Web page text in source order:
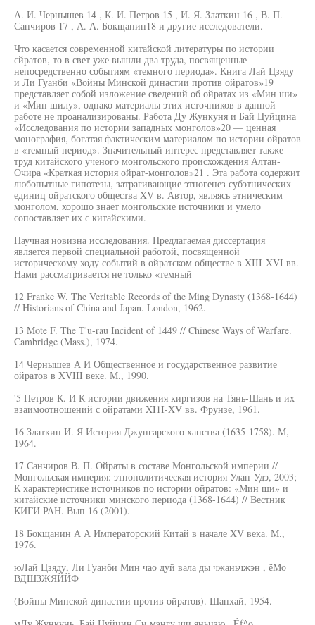
А. И. Чернышев 14 , К. И. Петров 15 , И. Я. Златкин 16 , В. П.
Санчиров 17 , А. А. Бокщанин18 и другие исследователи.
Что касается современной китайской литературы по истории
сйратов, то в свет уже вышли два труда, посвященные
непосредственно событиям «темного периода». Книга Лай Цзяду
и Ли Гуанби «Войны Минской династии против ойратов»19
представляет собой изложение сведений об ойратах из «Мин ши»
и «Мин шилу», однако материалы этих источников в данной
работе не проанализированы. Работа Ду Жункуня и Бай Цуйцина
«Исследования по истории западных монголов»20 — ценная
монография, богатая фактическим материалом по истории ойратов
в «темный период». Значительный интерес представляет также
труд китайского ученого монгольского происхождения Алтан-
Очира «Краткая история ойрат-монголов»21 . Эта работа содержит
любопытные гипотезы, затрагивающие этногенез субэтнических
единиц ойратского общества XV в. Автор, являясь этническим
монголом, хорошо знает монгольские источники и умело
сопоставляет их с китайскими.
Научная новизна исследования. Предлагаемая диссертация
является первой специальной работой, посвященной
историческому ходу событий в ойратском обществе в XIII-XVI вв.
Нами рассматривается не только «темный
12 Franke W. The Veritable Records of the Ming Dynasty (1368-1644)
// Historians of China and Japan. London, 1962.
13 Mote F. The T'u-rau Incident of 1449 // Chinese Ways of Warfare.
Cambridge (Mass.), 1974.
14 Чернышев А И Общественное и государственное развитие
ойратов в XVIII веке. М., 1990.
'5 Петров К. И К истории движения киргизов на Тянь-Шань и их
взаимоотношений с ойратами XI1I-XV вв. Фрунзе, 1961.
16 Златкин И. Я История Джунгарского ханства (1635-1758). М,
1964.
17 Санчиров В. П. Ойраты в составе Монгольской империи //
Монгольская империя: этнополитическая история Улан-Удэ, 2003;
К характеристике источников по истории ойратов: «Мин ши» и
китайские источники минского периода (1368-1644) // Вестник
КИГИ РАН. Вып 16 (2001).
18 Бокщанин А А Императорский Китай в начале XV века. М.,
1976.
юЛай Цзяду, Ли Гуанби Мин чао дуй вала ды чжаньчжэн , ёМо
ВДШЗЖЯЙЙФ
(Войны Минской династии против ойратов). Шанхай, 1954.